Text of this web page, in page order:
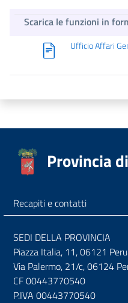
Scarica le funzioni in
Ufficio Affari
Provincia
Recapiti e contatti
SEDI DELLA PROVINCIA
Piazza Italia, 11, 06121
Via Palermo, 21/c, 06124
CF 00443770540
P.IVA 00443770540